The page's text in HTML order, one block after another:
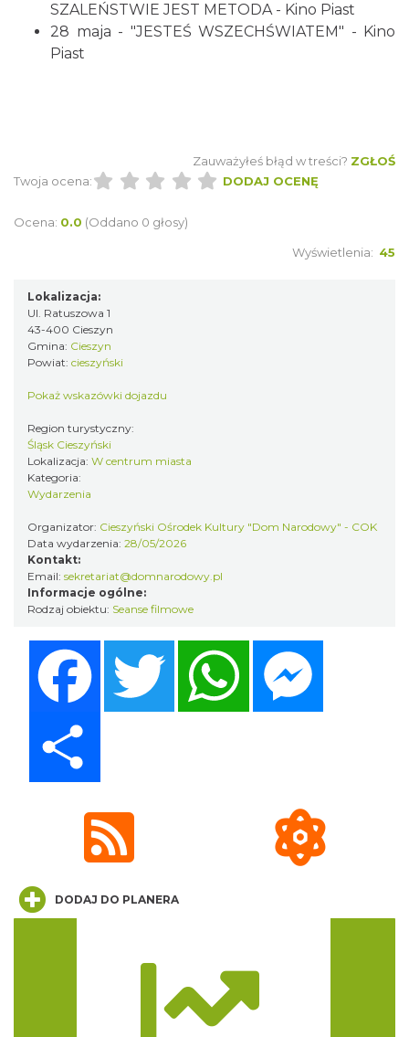
Cieszyn
2026-08-23
0.09 km
60-lecie Turystycznego Klubu Kolarskiego
2026-05-27
INTERPRETACJE "Miesiofoto" - wernisaż
wystawy zdjęć miesiąca Cieszyńskiego
Towarzystwa Fotograficznego
Cieszyn
0.13 km
„Daniec kontra Kryszak”
Cieszyn
0.25 km
Cieszyn
2026-10-18
0.25 km
SZALEŃSTWIE JEST METODA - Kino Piast
28 maja - "JESTEŚ WSZECHŚWIATEM" - Kino
Piast
Zauważyłeś błąd w treści? ZGŁOŚ
Twoja ocena:
DODAJ OCENĘ
Ocena: 0.0 (Oddano 0 głosy)
Wyświetlenia: 45
Lokalizacja:
Ul. Ratuszowa 1
43-400 Cieszyn
Gmina: Cieszyn
Powiat: cieszyński
Pokaż wskazówki dojazdu
Region turystyczny:
Śląsk Cieszyński
Lokalizacja: W centrum miasta
Kategoria:
Wydarzenia
Organizator: Cieszyński Ośrodek Kultury "Dom Narodowy" - COK
Data wydarzenia: 28/05/2026
Kontakt:
Email: sekretariat@domnarodowy.pl
Informacje ogólne:
Rodzaj obiektu: Seanse filmowe
Twitter WhatsApp
DODAJ DO PLANERA